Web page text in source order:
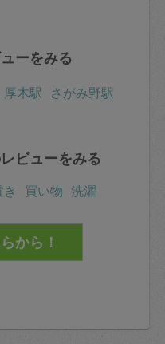
ーをみる
厚木駅 さがみ野駅
ビューをみる
買い物 洗濯